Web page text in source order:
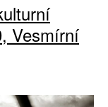
Vesmírní